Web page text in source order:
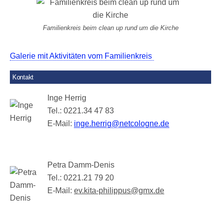
Familienkreis beim clean up rund um die Kirche
Galerie mit Aktivitäten vom Familienkreis
Kontakt
Inge Herrig
Tel.: 0221.34 47 83
E-Mail: inge.herrig@netcologne.de
Petra Damm-Denis
Tel.: 0221.21 79 20
E-Mail: ev.kita-philippus@gmx.de